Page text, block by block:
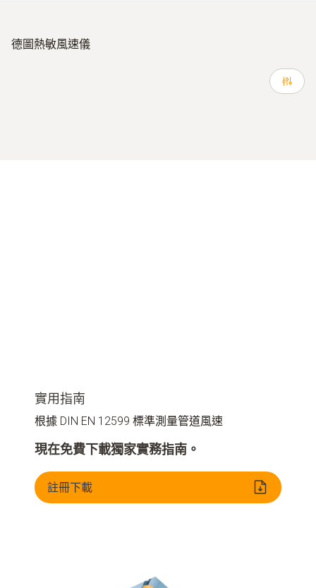
德圖熱敏風速儀
實用指南
根據 DIN EN 12599 標準測量管道風速
現在免費下載獨家實務指南。
註冊下載